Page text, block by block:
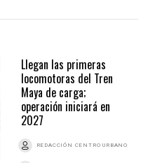
Llegan las primeras
locomotoras del Tren
Maya de carga;
operación iniciará en
2027
REDACCIÓN CENTRO URBANO